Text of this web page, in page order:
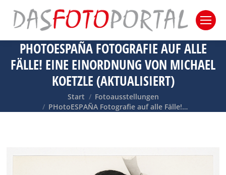
PHOTOESPAÑA FOTOGRAFIE AUF ALLE
FÄLLE! EINE EINORDNUNG VON MICHAEL
KOETZLE (AKTUALISIERT)
Sie befinden sich hier:
Start
Fotoausstellungen
PHotoESPAÑA Fotografie auf alle Fälle!…